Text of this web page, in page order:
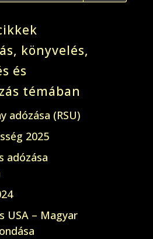
könyvelés,
és
témában
adózása (RSU)
2025
adózása
USA – Magyar